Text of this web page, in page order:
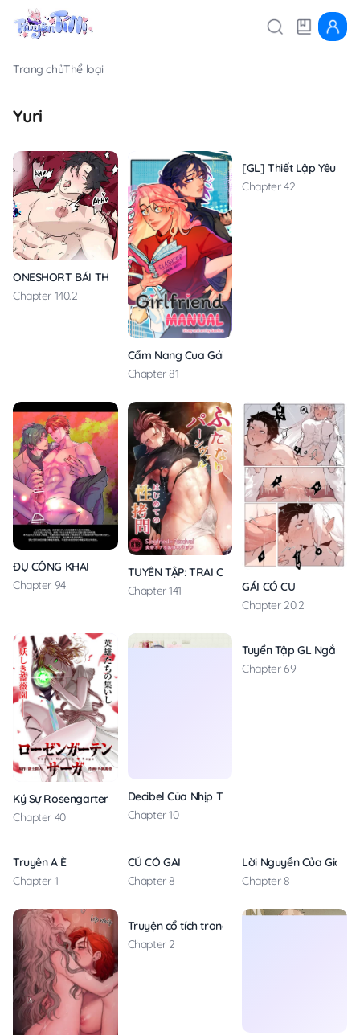
Trang chủThể loại
Yuri
ONESHORT BÁI THIẾN
Chapter 140.2
Cẩm Nang Cua Gái
Chapter 81
[GL] Thiết Lập Yêu
Chapter 42
ĐỤ CÔNG KHAI
Chapter 94
TUYỂN TẬP: TRAI CÓ LỒN
Chapter 141
GÁI CÓ CU
Chapter 20.2
Ký Sự Rosengarten
Chapter 40
Decibel Của Nhịp Tim
Chapter 10
Tuyển Tập GL Ngắn 18+
Chapter 69
Truyên A È
Chapter 1
CÚ CÓ GAI
Chapter 8
Lời Nguyền Của Gió
Chapter 8
Truyện cổ tích trong lòng mèo
Chapter 2